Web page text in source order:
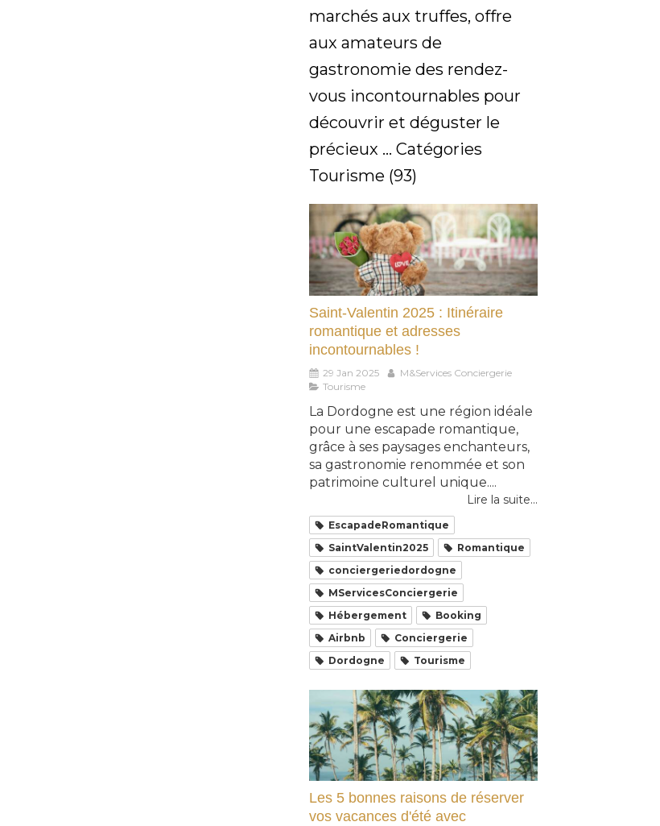
marchés aux truffes, offre
aux amateurs de
gastronomie des rendez-
vous incontournables pour
découvrir et déguster le
précieux ... Catégories
Tourisme (93)
Saint-Valentin 2025 : Itinéraire
romantique et adresses
incontournables !
29 Jan 2025
M&Services Conciergerie
Tourisme
La Dordogne est une région idéale
pour une escapade romantique,
grâce à ses paysages enchanteurs,
sa gastronomie renommée et son
patrimoine culturel unique....
Lire la suite...
EscapadeRomantique
SaintValentin2025
Romantique
conciergeriedordogne
MServicesConciergerie
Hébergement
Booking
Airbnb
Conciergerie
Dordogne
Tourisme
Les 5 bonnes raisons de réserver
vos vacances d'été avec